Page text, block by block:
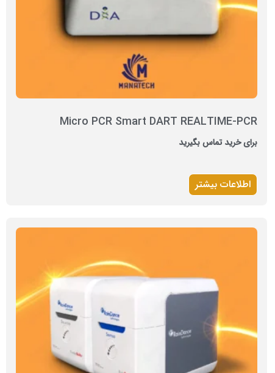
Micro PCR Smart DART REALTIME-PCR
برای خرید تماس بگیرید
اطلاعات بیشتر